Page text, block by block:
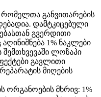
რომელთა განვითარების
დამტკიცებული
გვერდითი
1% ნაკლები
შემთხვევაში ლოზაპი
გავლითი
მიღების
ორგანოების მხრივ: 1%